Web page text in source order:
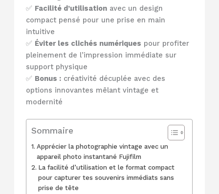
✅ Facilité d’utilisation avec un design
compact pensé pour une prise en main
intuitive
✅ Éviter les clichés numériques pour profiter
pleinement de l’impression immédiate sur
support physique
✅ Bonus : créativité décuplée avec des
options innovantes mêlant vintage et
modernité
Sommaire
Apprécier la photographie vintage avec un
appareil photo instantané Fujifilm
La facilité d’utilisation et le format compact
pour capturer tes souvenirs immédiats sans
prise de tête